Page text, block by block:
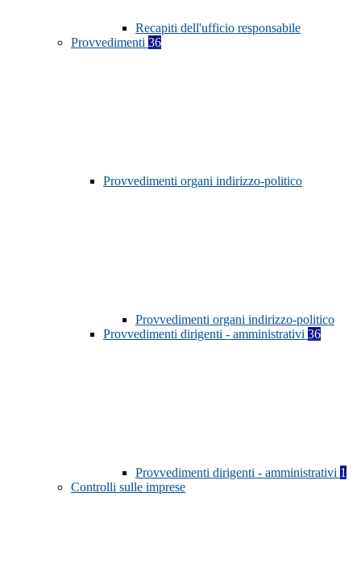
Recapiti dell'ufficio responsabile
Provvedimenti 36
Provvedimenti organi indirizzo-politico
Provvedimenti organi indirizzo-politico
Provvedimenti dirigenti - amministrativi 36
Provvedimenti dirigenti - amministrativi 1
Controlli sulle imprese